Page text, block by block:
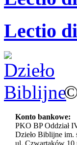
Lectio
©
Konto bankowe:
PKO BP Oddział
Dzieło Biblijne im.